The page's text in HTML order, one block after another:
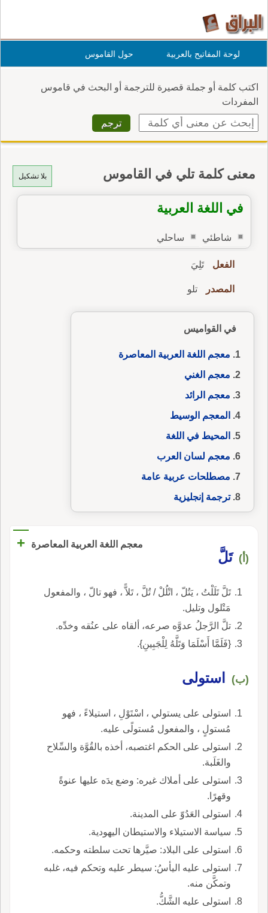
لوحة المفاتيح بالعربية حول القاموس
اكتب كلمة أو جملة قصيرة للترجمة أو البحث في قاموس
المفردات
بلا تشكيل معنى كلمة تلي في القاموس
في اللغة العربية
شاطئي ساحلي
الفعل تَلِيَ
المصدر تلو
في القواميس
معجم اللغة العربية المعاصرة
معجم الغني
معجم الرائد
المعجم الوسيط
المحيط في اللغة
معجم لسان العرب
مصطلحات عربية عامة
ترجمة إنجليزية
معجم اللغة العربية المعاصرة +
(أ) تَلَّ
تَلَّ تَلَلْتُ ، يَتُلّ ، اتْلُلْ / تُلَّ ، تَلاًّ ، فهو تالّ ، والمفعول
مَتْلول وتليل.
تلَّ الرَّجلُ عدوَّه صرعه، ألقاه على عنُقه وخدِّه.
{فَلَمَّا أَسْلَمَا وَتَلَّهُ لِلْجَبِينِ}.
(ب) استولى
استولى على يستولي ، اسْتَوْلِ ، استيلاءً ، فهو
مُستولٍ ، والمفعول مُستولًى عليه.
استولى على الحكم اغتصبه، أخذه بالقُوَّة والسِّلاح
والغَلَبة.
استولى على أملاك غيره: وضع يدَه عليها عنوةً
وقهرًا.
استولى العَدُوّ على المدينة.
سياسة الاستيلاء والاستيطان اليهودية.
استولى على البلاد: صيَّرها تحت سلطته وحكمه.
استولى عليه اليأسُ: سيطر عليه وتحكم فيه، غلبه
وتمكَّن منه.
استولى عليه الشَّكُّ.